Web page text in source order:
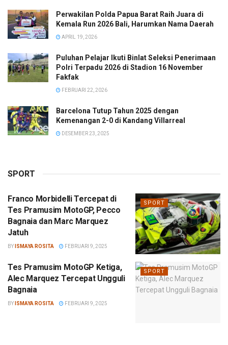
Perwakilan Polda Papua Barat Raih Juara di
Kemala Run 2026 Bali, Harumkan Nama Daerah
APRIL 19, 2026
Puluhan Pelajar Ikuti Binlat Seleksi Penerimaan
Polri Terpadu 2026 di Stadion 16 November
Fakfak
FEBRUARI 22, 2026
Barcelona Tutup Tahun 2025 dengan
Kemenangan 2-0 di Kandang Villarreal
DESEMBER 23, 2025
SPORT
SPORT
Franco Morbidelli Tercepat di
Tes Pramusim MotoGP, Pecco
Bagnaia dan Marc Marquez
Jatuh
BY ISMAYA ROSITA FEBRUARI 9, 2025
SPORT
Tes Pramusim MotoGP Ketiga,
Alec Marquez Tercepat Ungguli
Bagnaia
BY ISMAYA ROSITA FEBRUARI 9, 2025